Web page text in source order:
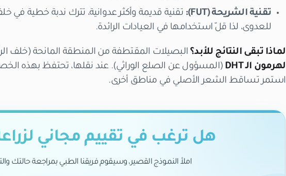
تقنية الشريحة (FUT):
تقنية قديمة وأكثر عدوانية، تترك ندبة خطية في
للعدوى، لذا قلّ استخدامها في العيادات الرائدة.
لماذا تبقى النتائج للأبد؟ البصيلات المقتطفة من المنطقة المانحة (خلف
لهرمون الـ DHT
(المسؤول عن الصلع الوراثي). عند نقلها، تحتفظ بهذه
استمر تساقط الشعر الأصلي في مناطق أخرى.
هل ترغب في تقييم مجاني
املأ النموذج القصير، وسيقوم فريقنا الطبي بمراجعة حالتك